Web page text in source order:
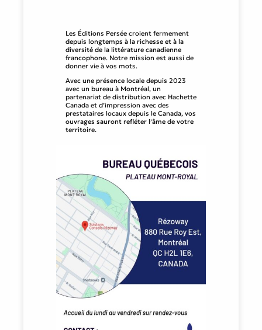
Les Éditions Persée croient fermement
depuis longtemps à la richesse et à la
diversité de la littérature canadienne
francophone. Notre mission est aussi de
donner vie à vos mots.
Avec une présence locale depuis 2023
avec un bureau à Montréal, un
partenariat de distribution avec Hachette
Canada et d’impression avec des
prestataires locaux depuis le Canada, vos
ouvrages sauront refléter l’âme de votre
territoire.